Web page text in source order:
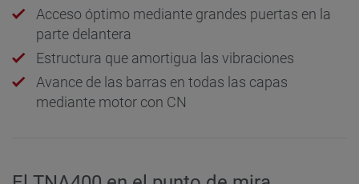
Acceso óptimo mediante grandes puertas en la
parte delantera
Estructura que amortigua las vibraciones
Avance de las barras en todas las capas
mediante motor con CN